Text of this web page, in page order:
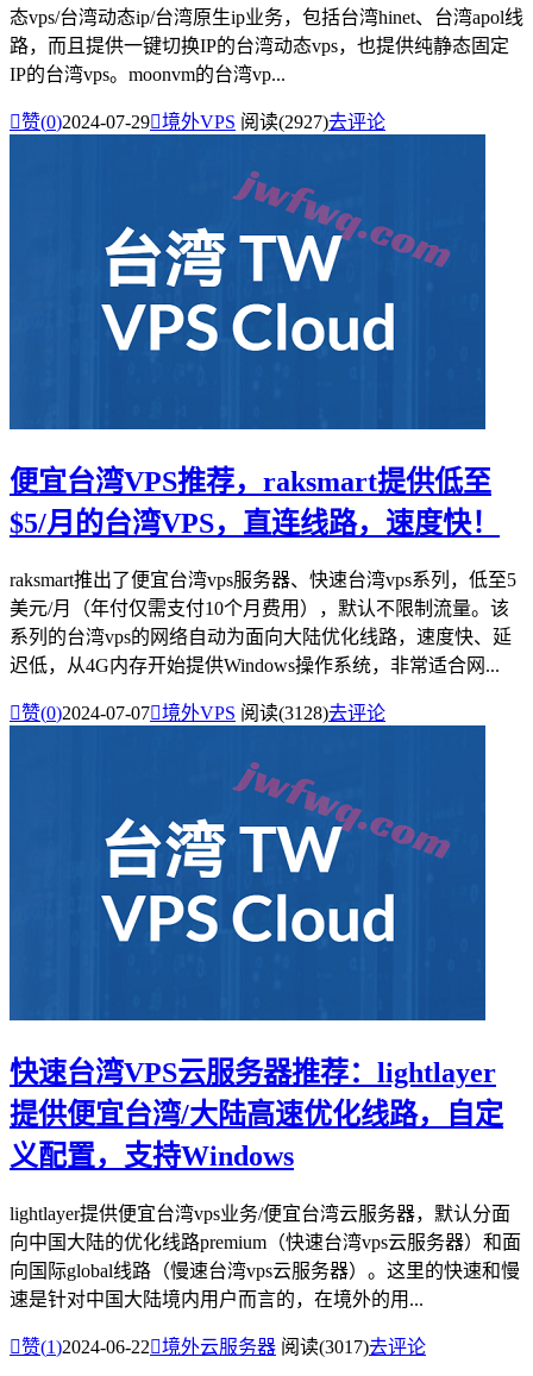
态vps/台湾动态ip/台湾原生ip业务，包括台湾hinet、台湾apol线
路，而且提供一键切换IP的台湾动态vps，也提供纯静态固定
IP的台湾vps。moonvm的台湾vp...
赞(0)2024-07-29境外VPS 阅读(2927)去评论
便宜台湾VPS推荐，raksmart提供低至
$5/月的台湾VPS，直连线路，速度快！
raksmart推出了便宜台湾vps服务器、快速台湾vps系列，低至5
美元/月（年付仅需支付10个月费用），默认不限制流量。该
系列的台湾vps的网络自动为面向大陆优化线路，速度快、延
迟低，从4G内存开始提供Windows操作系统，非常适合网...
赞(0)2024-07-07境外VPS 阅读(3128)去评论
快速台湾VPS云服务器推荐：lightlayer
提供便宜台湾/大陆高速优化线路，自定
义配置，支持Windows
lightlayer提供便宜台湾vps业务/便宜台湾云服务器，默认分面
向中国大陆的优化线路premium（快速台湾vps云服务器）和面
向国际global线路（慢速台湾vps云服务器）。这里的快速和慢
速是针对中国大陆境内用户而言的，在境外的用...
赞(1)2024-06-22境外云服务器 阅读(3017)去评论